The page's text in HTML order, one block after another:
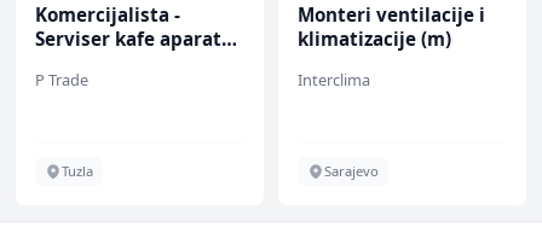
Komercijalista -
Serviser kafe aparata
P Trade
Tuzla
Monteri ventilacije i
klimatizacije (m)
Interclima
Sarajevo